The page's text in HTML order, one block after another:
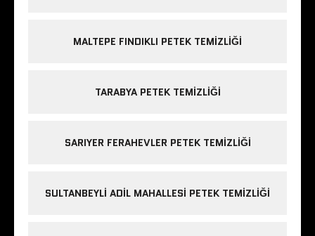
MALTEPE FINDIKLI PETEK TEMIZLIĞI
TARABYA PETEK TEMIZLIĞI
SARIYER FERAHEVLER PETEK TEMIZLIĞI
SULTANBEYLI ADIL MAHALLESI PETEK TEMIZLIĞI